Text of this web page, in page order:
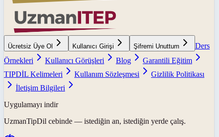
Ücretsiz Üye Ol Kullanıcı Girişi Şifremi Unuttum
Ders
Örnekleri
Kullanıcı Görüşleri Blog
Garantili Eğitim
TIPDİL Kelimeleri
Kullanım Sözleşmesi
Gizlilik Politikası
İletişim Bilgileri
Uygulamayı indir
UzmanTipDil cebinde — istediğin an, istediğin yerde çalış.